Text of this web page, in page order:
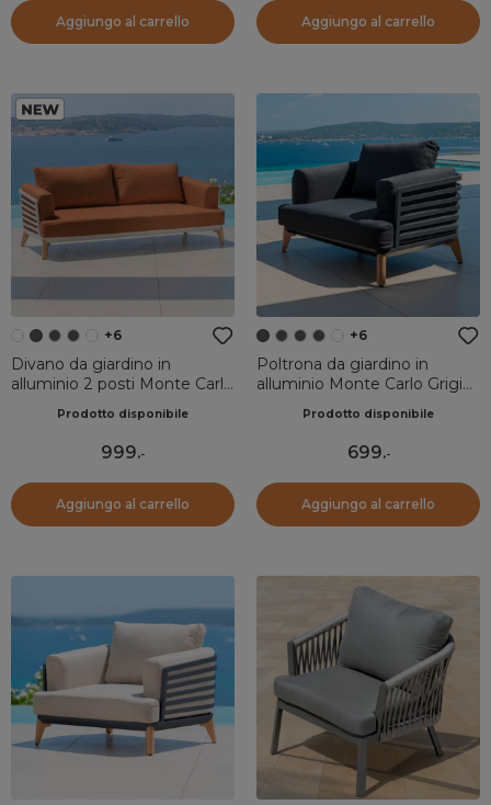
Aggiungo al carrello Aggiungo al carrello
+6
Divano da giardino in
alluminio 2 posti Monte Carlo
Prodotto disponibile
999.-
Aggiungo al carrello
+6
Poltrona da giardino in
alluminio Monte Carlo Grigio
Prodotto disponibile
699.-
Aggiungo al carrello